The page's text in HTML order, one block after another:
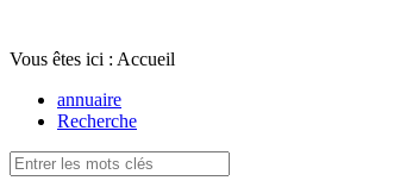
Vous êtes ici : Accueil
annuaire
Recherche